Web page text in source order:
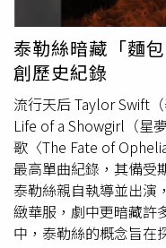
奇球迷、藍鳥隊與廣
們的訊息與留言，這給
子凱拉（Kayla Vesia
倆的第一個孩子，甚至
挺著孕肚在球場與丈夫
預產期應不遠，沒想到
夕，道奇球團上個月24
大家，Alex Vesia目前
私人的家庭事務。整個
與祝福，未來將在適當
拉挺著孕肚在球場與費
泰勒絲暗藏「麵
創歷史紀錄
流行天后 Taylor Swift
Life of a Showgirl（星
歌〈The Fate of
最高單曲紀錄，其備受
泰勒絲親自執導並出演
緻華服，劇中更暗藏許
中，泰勒絲的概念旨在